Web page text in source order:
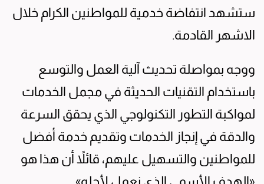
ستشهد انتفاضة خدمية للمواطنين الكرام خلال
الاشهر القادمة.
ووجه بمواصلة تحديث آلية العمل والتوسع
باستخدام التقنيات الحديثة في مجمل الخدمات
لمواكبة التطور التكنولوجي الذي يحقق السرعة
والدقة في إنجاز الخدمات وتقديم خدمة أفضل
للمواطنين والتسهيل عليهم، قائلاً أن هذا هو